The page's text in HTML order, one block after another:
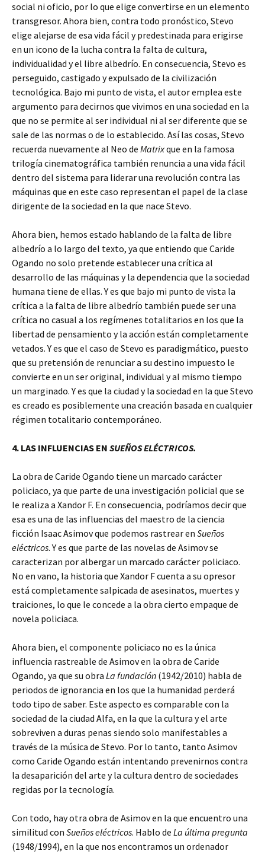
social ni oficio, por lo que elige convertirse en un elemento
transgresor. Ahora bien, contra todo pronóstico, Stevo
elige alejarse de esa vida fácil y predestinada para erigirse
en un icono de la lucha contra la falta de cultura,
individualidad y el libre albedrío. En consecuencia, Stevo es
perseguido, castigado y expulsado de la civilización
tecnológica. Bajo mi punto de vista, el autor emplea este
argumento para decirnos que vivimos en una sociedad en la
que no se permite al ser individual ni al ser diferente que se
sale de las normas o de lo establecido. Así las cosas, Stevo
recuerda nuevamente al Neo de Matrixque en la famosa
trilogía cinematográfica también renuncia a una vida fácil
dentro del sistema para liderar una revolución contra las
máquinas que en este caso representan el papel de la clase
dirigente de la sociedad en la que nace Stevo.
Ahora bien, hemos estado hablando de la falta de libre
albedrío a lo largo del texto, ya que entiendo que Caride
Ogando no solo pretende establecer una crítica al
desarrollo de las máquinas y la dependencia que la sociedad
humana tiene de ellas. Y es que bajo mi punto de vista la
crítica a la falta de libre albedrío también puede ser una
crítica no casual a los regímenes totalitarios en los que la
libertad de pensamiento y la acción están completamente
vetados. Y es que el caso de Stevo es paradigmático, puesto
que su pretensión de renunciar a su destino impuesto le
convierte en un ser original, individual y al mismo tiempo
un marginado. Y es que la ciudad y la sociedad en la que Stevo
es creado es posiblemente una creación basada en cualquier
régimen totalitario contemporáneo.
4. LAS INFLUENCIAS EN SUEÑOS ELÉCTRICOS.
La obra de Caride Ogando tiene un marcado carácter
policiaco, ya que parte de una investigación policial que se
le realiza a Xandor F. En consecuencia, podríamos decir que
esa es una de las influencias del maestro de la ciencia
ficción Isaac Asimov que podemos rastrear en Sueños
eléctricos. Y es que parte de las novelas de Asimov se
caracterizan por albergar un marcado carácter policiaco.
No en vano, la historia que Xandor F cuenta a su opresor
está completamente salpicada de asesinatos, muertes y
traiciones, lo que le concede a la obra cierto empaque de
novela policiaca.
Ahora bien, el componente policiaco no es la única
influencia rastreable de Asimov en la obra de Caride
Ogando, ya que su obra La fundación (1942/2010) habla de
periodos de ignorancia en los que la humanidad perderá
todo tipo de saber. Este aspecto es comparable con la
sociedad de la ciudad Alfa, en la que la cultura y el arte
sobreviven a duras penas siendo solo manifestables a
través de la música de Stevo. Por lo tanto, tanto Asimov
como Caride Ogando están intentando prevenirnos contra
la desaparición del arte y la cultura dentro de sociedades
regidas por la tecnología.
Con todo, hay otra obra de Asimov en la que encuentro una
similitud con Sueñoseléctricos. Hablo de La última pregunta
(1948/1994), en la que nos encontramos un ordenador